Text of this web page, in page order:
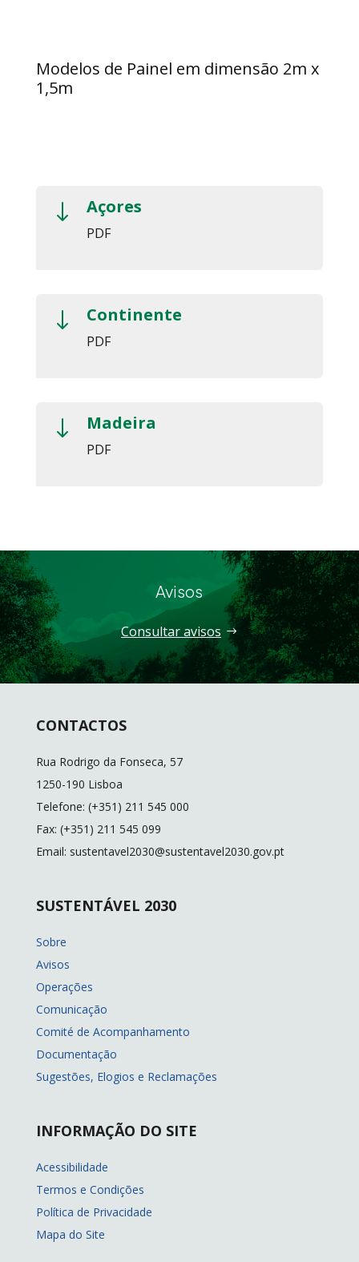
Modelos de Painel em dimensão 2m x
1,5m
" Açores
PDF
" Continente
PDF
" Madeira
PDF
Avisos
Consultar avisos
CONTACTOS
Rua Rodrigo da Fonseca, 57
1250-190 Lisboa
Telefone: (+351) 211 545 000
Fax: (+351) 211 545 099
Email: sustentavel2030@sustentavel2030.gov.pt
SUSTENTÁVEL 2030
Sobre
Avisos
Operações
Comunicação
Comité de Acompanhamento
Documentação
Sugestões, Elogios e Reclamações
INFORMAÇÃO DO SITE
Acessibilidade
Termos e Condições
Política de Privacidade
Mapa do Site